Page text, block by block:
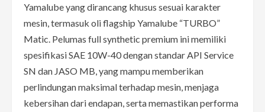
Yamalube yang dirancang khusus sesuai karakter
mesin, termasuk oli flagship Yamalube “TURBO”
Matic. Pelumas full synthetic premium ini memiliki
spesifikasi SAE 10W-40 dengan standar API Service
SN dan JASO MB, yang mampu memberikan
perlindungan maksimal terhadap mesin, menjaga
kebersihan dari endapan, serta memastikan performa